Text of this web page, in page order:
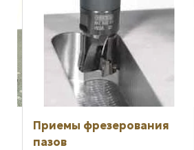
Приемы фрезерования
пазов